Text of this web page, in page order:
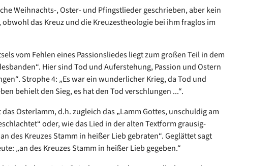
Weihnachts-, Oster- und Pfingstlieder geschrieben, aber kein
obwohl das Kreuz und die Kreuzestheologie bei ihm fraglos im
vom Fehlen eines Passionsliedes liegt zum großen Teil in dem
Hier sind Tod und Auferstehung, Passion und Ostern
Strophe 4: „Es war ein wunderlicher Krieg, da Tod und
behielt den Sieg, es hat den Tod verschlungen ...“.
Osterlamm, d.h. zugleich das „Lamm Gottes, unschuldig am
oder, wie das Lied in der alten Textform grausig-
des Kreuzes Stamm in heißer Lieb gebraten“. Geglättet sagt
„an des Kreuzes Stamm in heißer Lieb gegeben.“